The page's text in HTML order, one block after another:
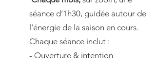
séance d’1h30, guidée autour de
l’énergie de la saison en cours.
Chaque séance inclut :
- Ouverture & intention